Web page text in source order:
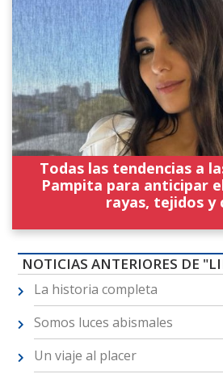
Todas las tendencias a
Pampita para anticipar
rayas, tejidos y
NOTICIAS ANTERIORES DE
La historia completa
Somos luces abismales
Un viaje al placer